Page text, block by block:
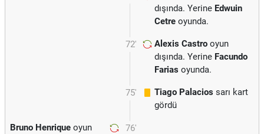
dışında. Yerine Edwuin
Cetre oyunda.
72' Alexis Castro oyun
dışında. Yerine Facundo
Farias oyunda.
75' Tiago Palacios sarı kart
gördü
76'
Bruno Henrique oyun